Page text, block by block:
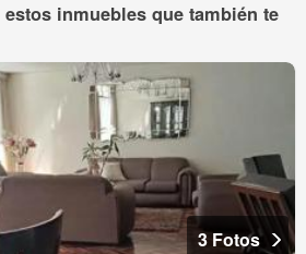
inmuebles que también te
3 Fotos